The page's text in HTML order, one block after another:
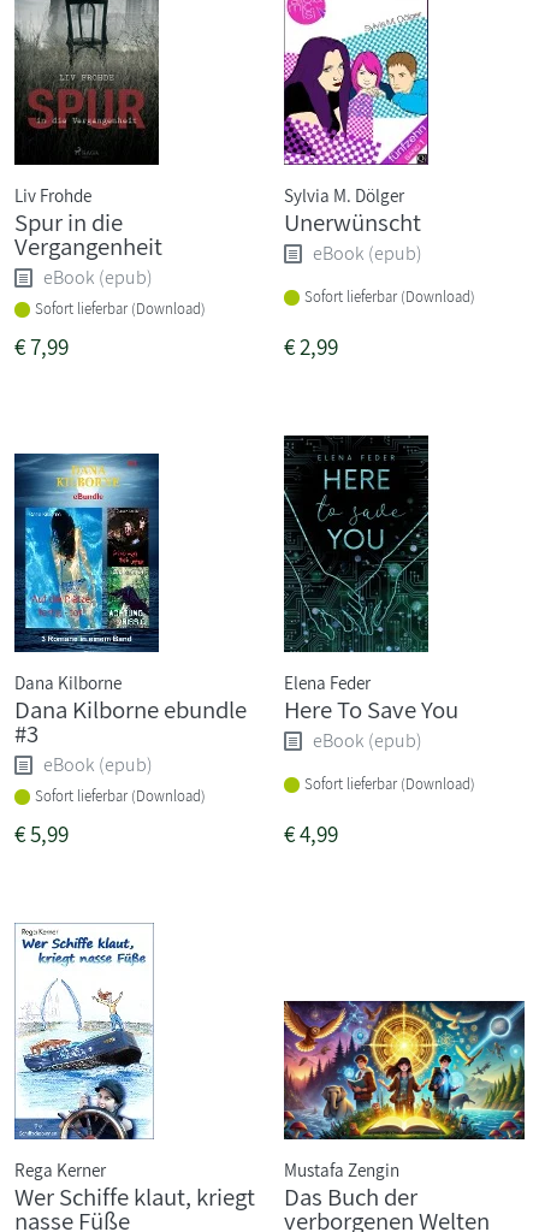
Liv Frohde
Spur in die
Vergangenheit
eBook (epub)
Sofort lieferbar (Download)
€7,99
Sylvia M. Dölger
Unerwünscht
eBook (epub)
Sofort lieferbar (Download)
€2,99
Dana Kilborne
Dana Kilborne ebundle
#3
eBook (epub)
Sofort lieferbar (Download)
€5,99
Elena Feder
Here To Save You
eBook (epub)
Sofort lieferbar (Download)
€4,99
Rega Kerner
Wer Schiffe klaut, kriegt
nasse Füße
Mustafa Zengin
Das Buch der
verborgenen Welten